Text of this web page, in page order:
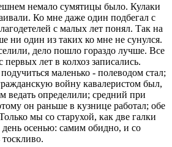
немало сумятицы было. Кулаки
Ко мне даже один подбегал с
с малых лет понял. Так на
ни один из таких ко мне не сунулся.
дело пошло гораздо лучше. Все
лет в колхоз записались.
маленько - полеводом стал;
войну кавалеристом был,
ведать определили; средний при
он раньше в кузнице работал; обе
мы со старухой, как две галки
осенью: самим обидно, и со